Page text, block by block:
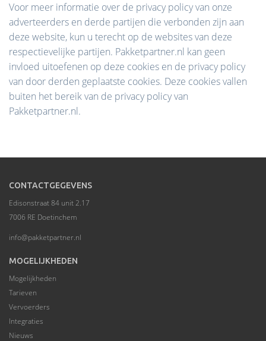
Voor meer informatie over de privacy policy van onze
adverteerders en derde partijen die verbonden zijn aan
deze website, kun u terecht op de websites van deze
respectievelijke partijen. Pakketpartner.nl kan geen
invloed uitoefenen op deze cookies en de privacy policy
van door derden geplaatste cookies. Deze cookies vallen
buiten het bereik van de privacy policy van
Pakketpartner.nl.
CONTACTGEGEVENS
Edisonstraat 84 unit 2.17
7006 RE Doetinchem
info@pakketpartner.nl
MOGELIJKHEDEN
Mogelijkheden
Tarieven
Vervoerders
Integraties
Nieuws